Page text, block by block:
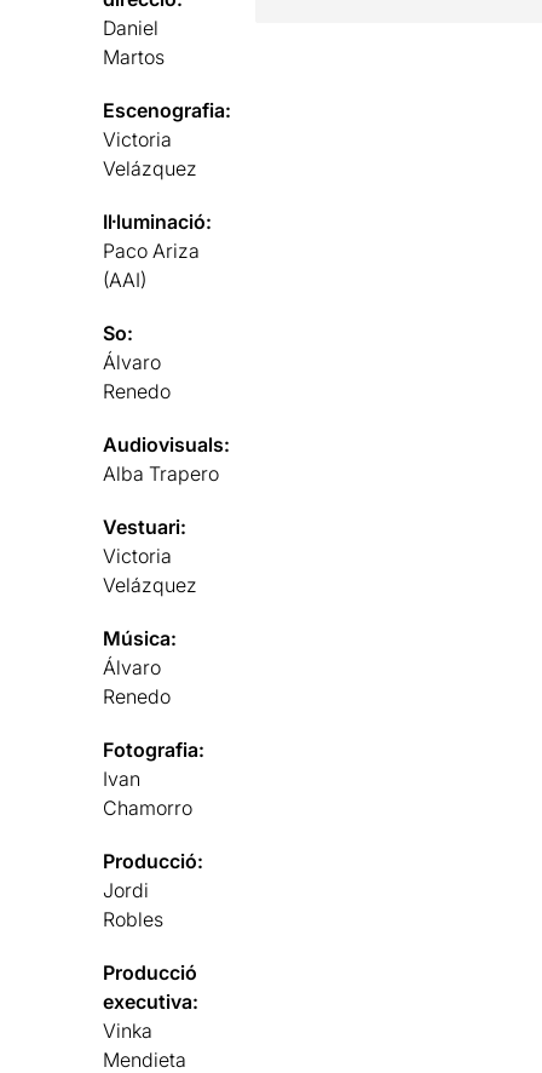
Daniel
Martos
Escenografia:
Victoria
Velázquez
Il·luminació:
Paco Ariza
(AAI)
So:
Álvaro
Renedo
Audiovisuals:
Alba Trapero
Vestuari:
Victoria
Velázquez
Música:
Álvaro
Renedo
Fotografia:
Ivan
Chamorro
Producció:
Jordi
Robles
Producció
executiva:
Vinka
Mendieta